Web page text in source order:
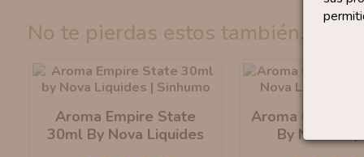
no te pierdas estos también...
Aroma Empire State
30ml By Nova Liquides
Aroma Castle
By Nova